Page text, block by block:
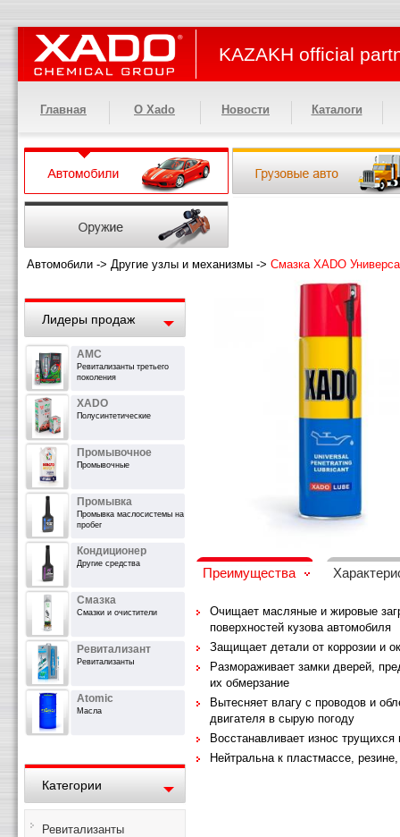
KAZAKH official
Главная О Xado Новости Каталоги
Автомобили -> Другие узлы и механизмы -> Смазка ХАDO
Лидеры продаж
AMC
Ревитализанты третьего
поколения
XADO
Полусинтетические
Промывочное
Промывочные
Промывка
Промывка маслосистемы на
пробег
Кондиционер
Другие средства
Смазка
Смазки и очистители
Ревитализант
Ревитализанты
Atomic
Масла
Категории
Ревитализанты
Преимущества
Очищает масляные и жировые
поверхностей кузова автомобиля
Защищает детали от коррозии и
Размораживает замки дверей,
их обмерзание
Вытесняет влагу с проводов и
двигателя в сырую погоду
Восстанавливает износ трущихся
Нейтральна к пластмассе,